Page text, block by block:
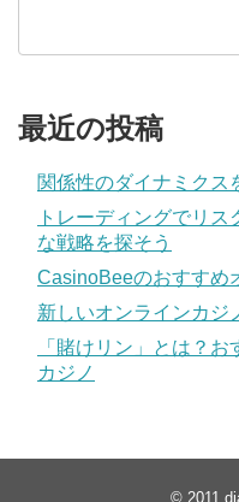
最近の投稿
関係性のダイナミクス
トレーディングでリ
な戦略を探そう
CasinoBeeのおすすめ
新しいオンラインカジ
「賭けリン」とは？
カジノ
© 2011